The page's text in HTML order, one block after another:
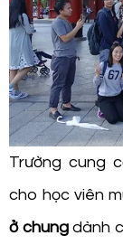
Trường cung
cho học viên
ở chungdành